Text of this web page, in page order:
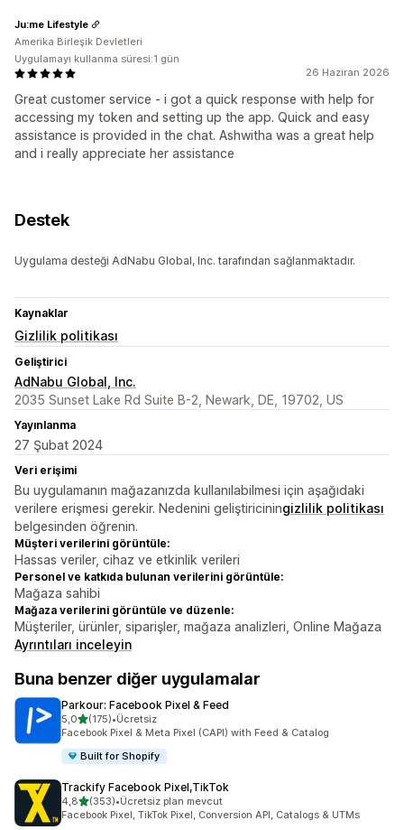
26 Haziran 2026
Great customer service - i got a quick response with help for
accessing my token and setting up the app. Quick and easy
assistance is provided in the chat. Ashwitha was a great help
and i really appreciate her assistance
Ju:me Lifestyle
Amerika Birleşik Devletleri
Uygulamayı kullanma süresi:1 gün
Destek
Uygulama desteği AdNabu Global, Inc. tarafından sağlanmaktadır.
Kaynaklar
Gizlilik politikası
Geliştirici
AdNabu Global, Inc.
2035 Sunset Lake Rd Suite B-2, Newark, DE, 19702, US
Yayınlanma
27 Şubat 2024
Veri erişimi
Bu uygulamanın mağazanızda kullanılabilmesi için aşağıdaki
verilere erişmesi gerekir. Nedenini geliştiriciningizlilik politikası
belgesinden öğrenin.
Müşteri verilerini görüntüle:
Hassas veriler, cihaz ve etkinlik verileri
Personel ve katkıda bulunan verilerini görüntüle:
Mağaza sahibi
Mağaza verilerini görüntüle ve düzenle:
Müşteriler, ürünler, siparişler, mağaza analizleri, Online Mağaza
Ayrıntıları inceleyin
Buna benzer diğer uygulamalar
Parkour: Facebook Pixel & Feed
5,05 yıldız üzerinden
(175)
toplam 175 değerlendirme
•Ücretsiz
Facebook Pixel & Meta Pixel (CAPI) with Feed & Catalog
Built for Shopify
Trackify Facebook Pixel,TikTok
4,85 yıldız üzerinden
(353)
toplam 353 değerlendirme
•Ücretsiz plan mevcut
Facebook Pixel, TikTok Pixel, Conversion API, Catalogs & UTMs